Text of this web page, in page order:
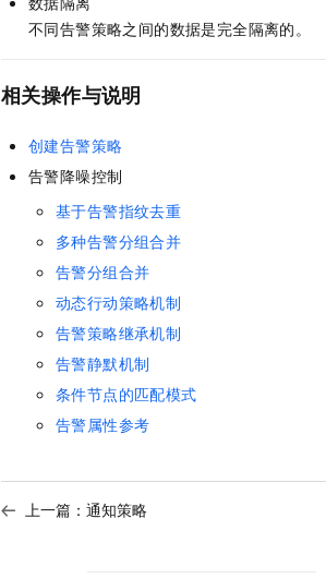
不同告警策略之间的数据是完全隔离的。
相关操作与说明
创建告警策略
告警降噪控制
基于告警指纹去重
多种告警分组合并
告警分组合并
动态行动策略机制
告警策略继承机制
告警静默机制
条件节点的匹配模式
告警属性参考
上一篇： 通知策略